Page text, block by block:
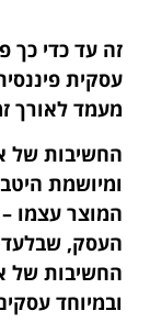
זה עד כדי כך
עסקית
מעמד לאורך
החשיבות של
ומיושמת
המוצר עצמו
העסק,
החשיבות של
ובמיוחד